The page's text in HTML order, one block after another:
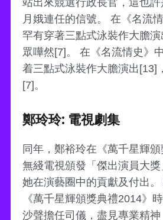
月娥連任的信號。 在《名流
罕有穿著三點式泳裝作大膽
眾嘩然[7]。 在《名流情史》
着三點式泳裝作大膽演出[13]
[7]。
鄭玲玲: 電視劇集
同年，鄭裕玲在《萬千星輝
無綫電視頒發「傑出演員大
她在演藝圈中的貢獻及付出
《萬千星輝頒獎典禮2014》
沙聲擔任司儀，盡見專業精